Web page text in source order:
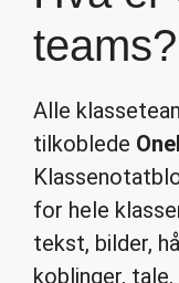
teams?
Alle
tilkoblede
for hele
tekst, bilder,
koblinger,